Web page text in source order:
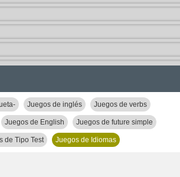
Juegos de inglés Juegos de verbs
Juegos de English Juegos de future simple
de Tipo Test Juegos de Idiomas